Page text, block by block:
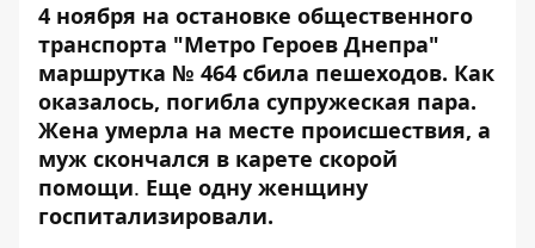
4 ноября на остановке общественного
транспорта "Метро Героев Днепра"
маршрутка № 464 сбила пешеходов. Как
оказалось, погибла супружеская пара.
Жена умерла на месте происшествия, а
муж скончался в карете скорой
помощи. Еще одну женщину
госпитализировали.